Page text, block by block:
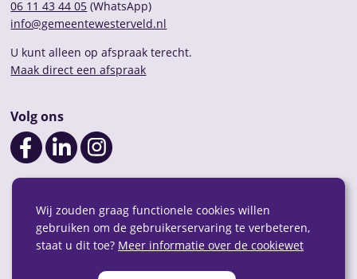
Wij zouden graag functionele cookies willen
gebruiken om de gebruikerservaring te verbeteren,
staat u dit toe? Meer informatie over de cookiewet
06 11 43 44 05 (WhatsApp)
info@gemeentewesterveld.nl
U kunt alleen op afspraak terecht.
Maak direct een afspraak
Volg ons